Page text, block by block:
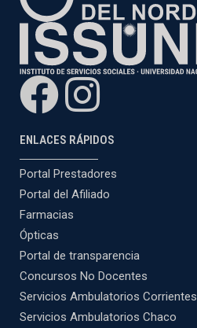
ENLACES RÁPIDOS
Portal Prestadores
Portal del Afiliado
Farmacias
Ópticas
Portal de transparencia
Concursos No Docentes
Servicios Ambulatorios Corrientes
Servicios Ambulatorios Chaco